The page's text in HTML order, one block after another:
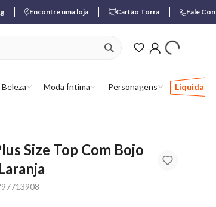
Encontre uma loja Cartão Torra Fale
Beleza Moda Íntima Personagens Liquida
ver produtos
Size Top Com Bojo